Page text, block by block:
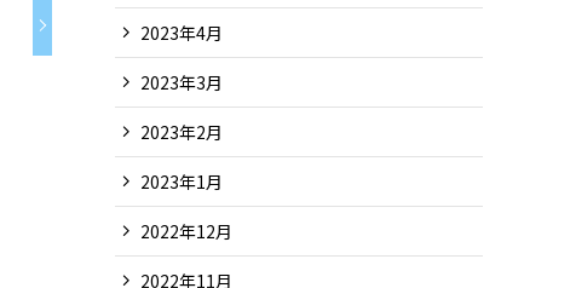
2023年4月
2023年3月
2023年2月
2023年1月
2022年12月
2022年11月